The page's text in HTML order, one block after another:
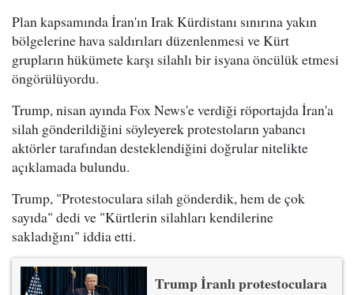
Plan kapsamında İran'ın Irak Kürdistanı sınırına yakın
bölgelerine hava saldırıları düzenlenmesi ve Kürt
grupların hükümete karşı silahlı bir isyana öncülük etmesi
öngörülüyordu.
Trump, nisan ayında Fox News'e verdiği röportajda İran'a
silah gönderildiğini söyleyerek protestoların yabancı
aktörler tarafından desteklendiğini doğrular nitelikte
açıklamada bulundu.
Trump, "Protestoculara silah gönderdik, hem de çok
sayıda" dedi ve "Kürtlerin silahları kendilerine
sakladığını" iddia etti.
Trump İranlı protestoculara